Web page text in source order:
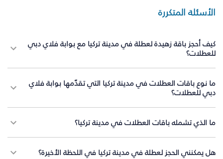
الأسئلة المتكررة
كيف أحجز باقة زهيدة لعطلة في مدينة تركيا مع بوابة فلاي دبي
للعطلات؟
ما نوع باقات العطلات في مدينة تركيا التي تقدّمها بوابة فلاي
دبي للعطلات؟
ما الذي تشمله باقات العطلات في مدينة تركيا؟
هل يمكنني الحجز لعطلة في مدينة تركيا في اللحظة الأخيرة؟